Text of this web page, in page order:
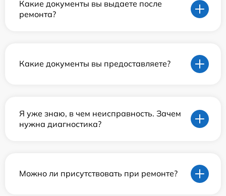
Какие документы вы выдаете после
ремонта?
Какие документы вы предоставляете?
Я уже знаю, в чем неисправность. Зачем
нужна диагностика?
Можно ли присутствовать при ремонте?